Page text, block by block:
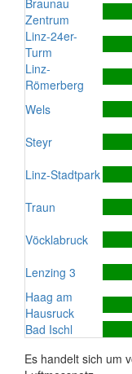
Braunau
Zentrum
Linz-24er-
Turm
Linz-
Römerberg
Wels
Steyr
Linz-Stadtpark
Traun
Vöcklabruck
Lenzing 3
Haag am
Hausruck
Bad Ischl
Es handelt sich um